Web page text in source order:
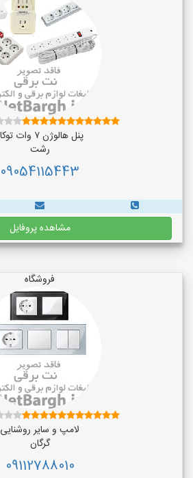
پنل هالوژن ۷ وات توکار
رشت
09054115443
مشاهده پروفایل
فروشگاه
لامپ و سایر روشنایی
گرگان
09112788010